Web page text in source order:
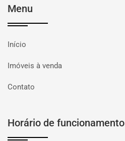
Menu
Início
Imóveis à venda
Contato
Horário de funcionamento